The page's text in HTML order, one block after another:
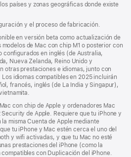
países y zonas geográficas donde existe
y el proceso de fabricación.
en versión beta como actualización de
de Mac con chip M1 o posterior con
configurados en inglés (de Australia,
Nueva Zelanda, Reino Unido y
otras prestaciones e idiomas, junto con
Los idiomas compatibles en 2025 incluirán
francés, inglés (de La India y Singapur),
con chip de Apple y ordenadores Mac
de Apple. Requiere que tu iPhone y
misma Cuenta de Apple mediante
tu iPhone y Mac estén cerca el uno del
y wifi activadas, y que tu Mac no esté
prestaciones del iPhone (como la
con Duplicación del iPhone.